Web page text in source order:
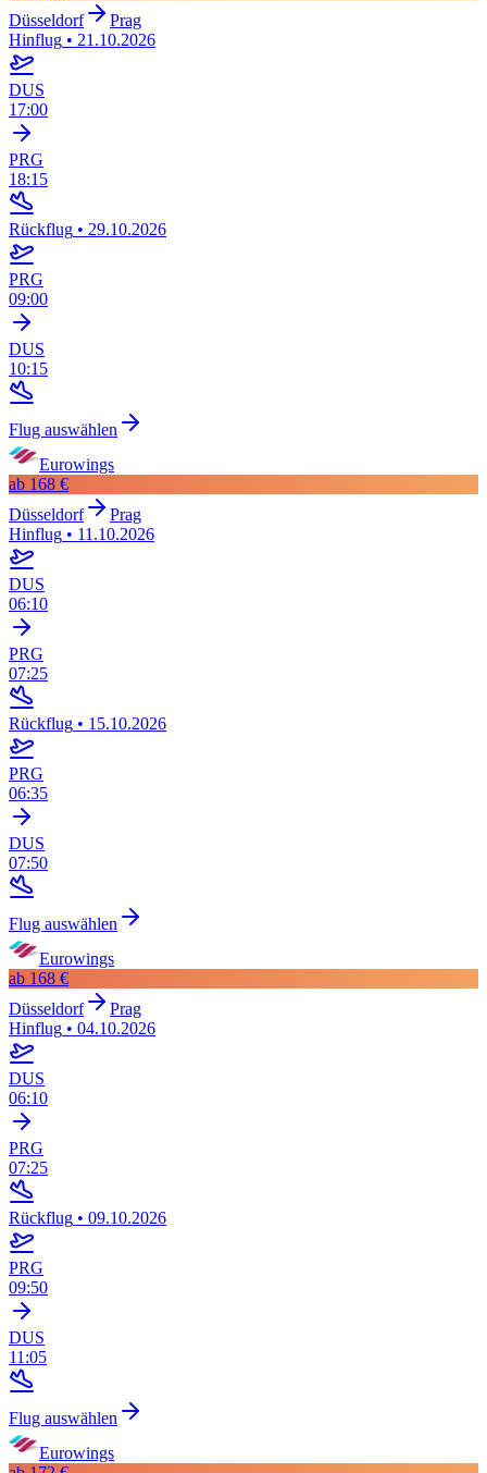
Düsseldorf
Prag
Hinflug • 21.10.2026
DUS
17:00
PRG
18:15
Rückflug • 29.10.2026
PRG
09:00
DUS
10:15
Flug auswählen
Eurowings
ab 168 €
Düsseldorf
Prag
Hinflug • 11.10.2026
DUS
06:10
PRG
07:25
Rückflug • 15.10.2026
PRG
06:35
DUS
07:50
Flug auswählen
Eurowings
ab 168 €
Düsseldorf
Prag
Hinflug • 04.10.2026
DUS
06:10
PRG
07:25
Rückflug • 09.10.2026
PRG
09:50
DUS
11:05
Flug auswählen
Eurowings